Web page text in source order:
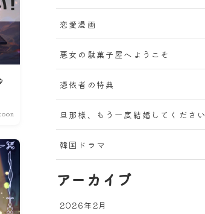
恋愛漫画
悪女の駄菓子屋へようこそ
憑依者の特典
旦那様、もう一度結婚してください
韓国ドラマ
アーカイブ
2026年2月